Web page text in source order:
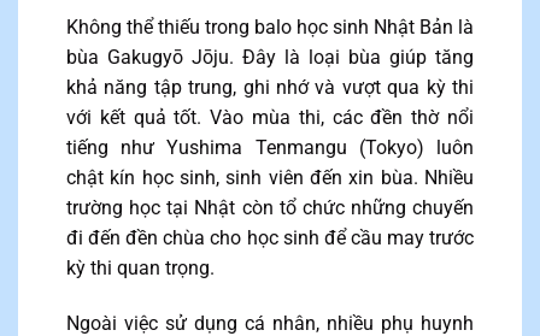
Không thể thiếu trong balo học sinh Nhật Bản là
bùa Gakugyō Jōju. Đây là loại bùa giúp tăng
khả năng tập trung, ghi nhớ và vượt qua kỳ thi
với kết quả tốt. Vào mùa thi, các đền thờ nổi
tiếng như Yushima Tenmangu (Tokyo) luôn
chật kín học sinh, sinh viên đến xin bùa. Nhiều
trường học tại Nhật còn tổ chức những chuyến
đi đến đền chùa cho học sinh để cầu may trước
kỳ thi quan trọng.
Ngoài việc sử dụng cá nhân, nhiều phụ huynh